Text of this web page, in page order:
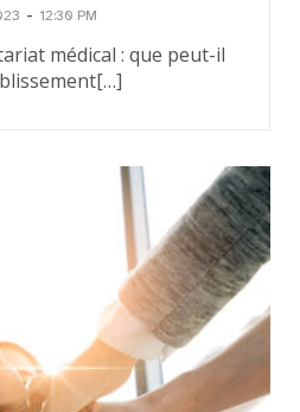
- 12:30 PM
médical : que peut-il